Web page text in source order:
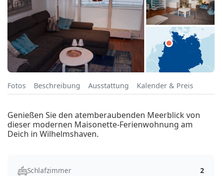
Fotos Beschreibung Ausstattung Kalender & Preis
Genießen Sie den atemberaubenden Meerblick von
dieser modernen Maisonette-Ferienwohnung am
Deich in Wilhelmshaven.
Schlafzimmer
2